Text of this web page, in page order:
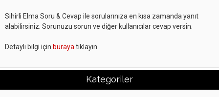
Sihirli Elma Soru & Cevap ile sorularınıza en kısa zamanda yanıt
alabilirsiniz. Sorunuzu sorun ve diğer kullanıcılar cevap versin.
Detaylı bilgi için buraya tıklayın.
Kategoriler